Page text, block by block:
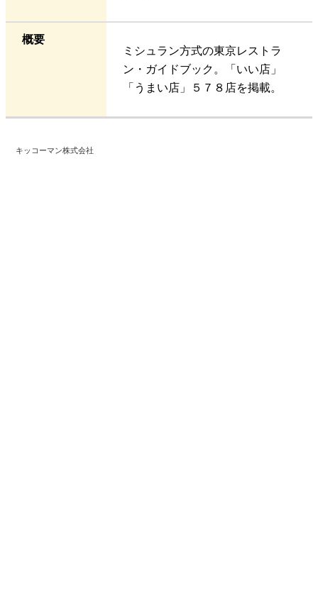
概要
ミシュラン方式の東京レストラ
ン・ガイドブック。「いい店」
「うまい店」５７８店を掲載。
キッコーマン株式会社